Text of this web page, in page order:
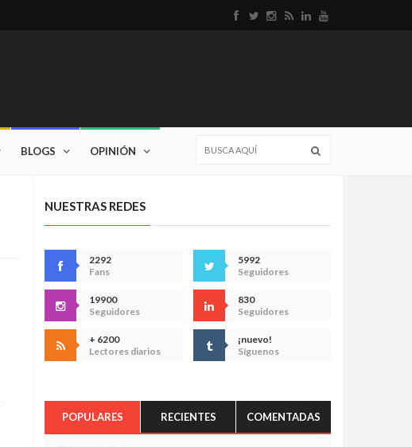
BLOGS OPINIÓN
NUESTRAS REDES
2292
Fans
5992
Seguidores
19900
Seguidores
830
Seguidores
+ 6200
Lectores diarios
¡nuevo!
Síguenos
POPULARES RECIENTES COMENTADAS